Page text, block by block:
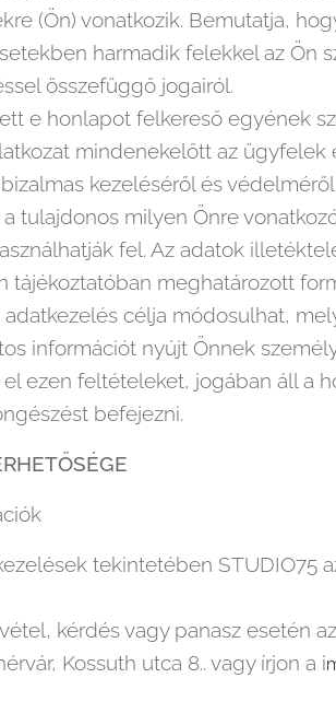
(Ön) vonatkozik. Bemutatja,
harmadik felekkel az Ön
összefüggő jogairól.
e honlapot felkereső egyének
mindenekelőtt az
kezeléséről és
tulajdonos milyen Önre
fel. Az adatok
tájékoztatóban meghatározott
célja módosulhat,
információt nyújt Önnek
ezen feltételeket, jogában áll a
befejezni.
tekintetében STUDIO75
kérdés vagy panasz esetén
Kossuth utca 8.. vagy írjon a i